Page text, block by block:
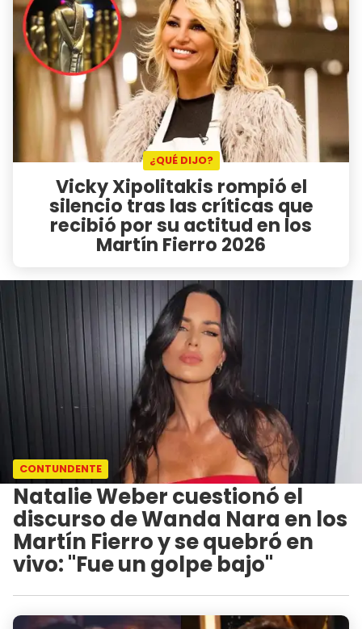
¿QUÉ DIJO?
Vicky Xipolitakis rompió el
silencio tras las críticas que
recibió por su actitud en los
Martín Fierro 2026
CONTUNDENTE
Natalie Weber cuestionó el
discurso de Wanda Nara en los
Martín Fierro y se quebró en
vivo: "Fue un golpe bajo"